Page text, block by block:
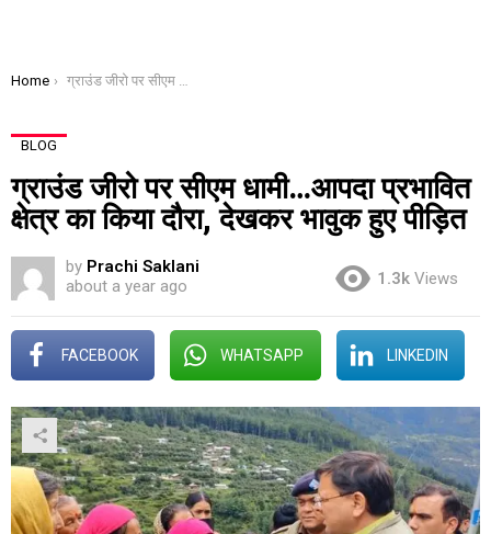
You are here:
Home ग्राउंड जीरो पर सीएम धामी…आपदा प्रभावित क्षेत्र का किया दौरा, देखकर भावुक हुए पीड़ित
BLOG
ग्राउंड जीरो पर सीएम धामी…आपदा प्रभावित
क्षेत्र का किया दौरा, देखकर भावुक हुए पीड़ित
by Prachi Saklani
about a year ago
1.3k Views
FACEBOOK WHATSAPP LINKEDIN